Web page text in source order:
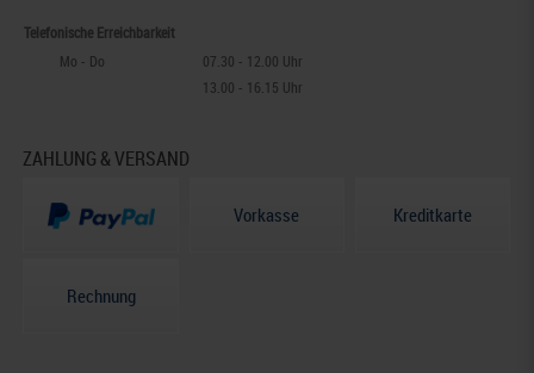
Telefonische Erreichbarkeit
Mo - Do
07.30 - 12.00 Uhr
13.00 - 16.15 Uhr
ZAHLUNG & VERSAND
Vorkasse Kreditkarte
Rechnung